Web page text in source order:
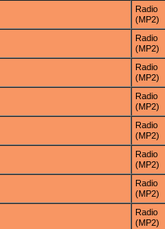
Radio
(MP2)
Radio
(MP2)
Radio
(MP2)
Radio
(MP2)
Radio
(MP2)
Radio
(MP2)
Radio
(MP2)
Radio
(MP2)